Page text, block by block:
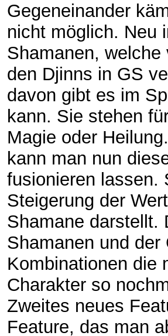
Gegeneinander
nicht möglich. Neu
Shamanen,
den Djinns in GS
davon gibt es im
kann. Sie stehen
Magie oder
kann man nun
fusionieren lassen.
Steigerung der
Shamane darstellt.
Shamanen und
Kombinationen die
Charakter so
Zweites neues
Feature, das man